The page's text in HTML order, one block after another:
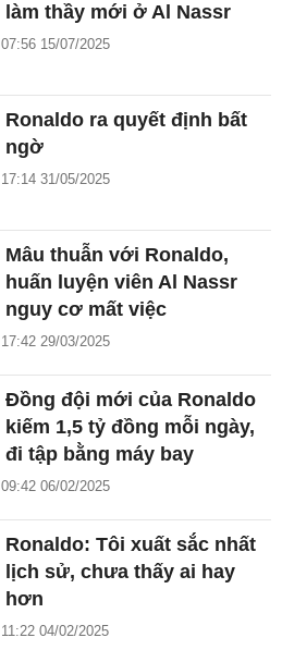
làm thầy mới ở Al Nassr
07:56 15/07/2025
Ronaldo ra quyết định bất
ngờ
17:14 31/05/2025
Mâu thuẫn với Ronaldo,
huấn luyện viên Al Nassr
nguy cơ mất việc
17:42 29/03/2025
Đồng đội mới của Ronaldo
kiếm 1,5 tỷ đồng mỗi ngày,
đi tập bằng máy bay
09:42 06/02/2025
Ronaldo: Tôi xuất sắc nhất
lịch sử, chưa thấy ai hay
hơn
11:22 04/02/2025